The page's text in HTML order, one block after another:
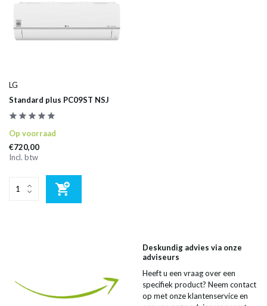
LG
Standard plus PC09ST NSJ
Op voorraad
€720,00
Incl. btw
Deskundig advies via onze
adviseurs
Heeft u een vraag over een
specifiek product? Neem contact
op met onze klantenservice en